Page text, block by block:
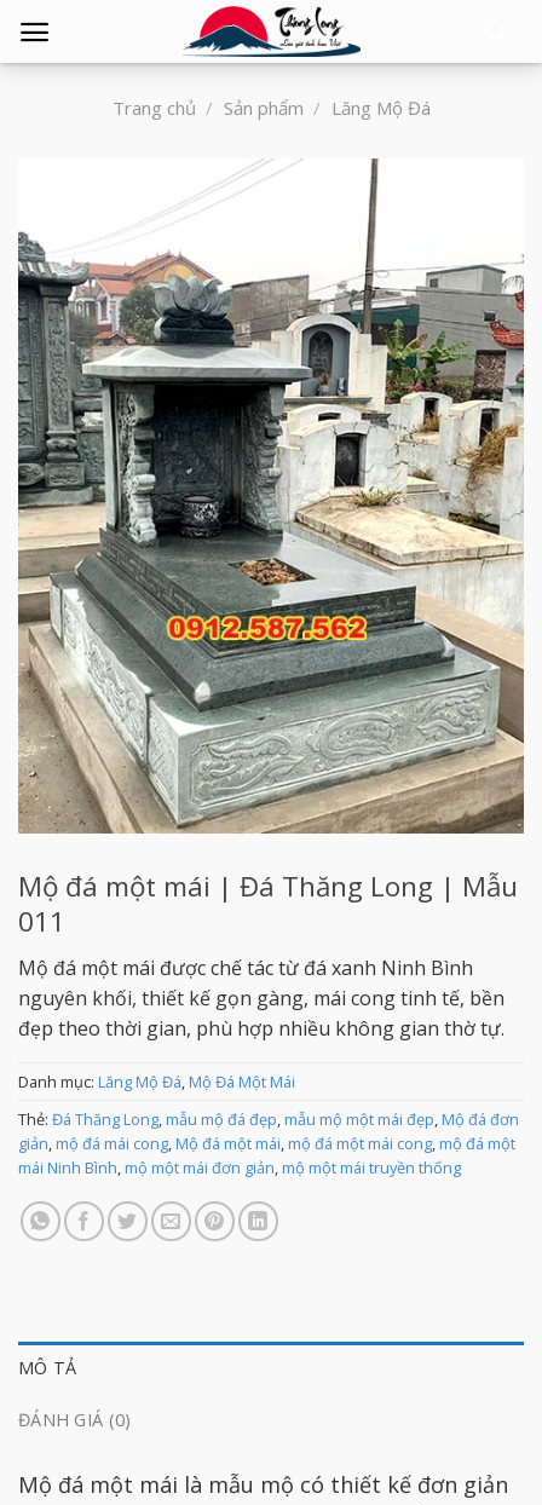
Trang chủ / Sản phẩm / Lăng Mộ Đá
Mộ đá một mái | Đá Thăng Long | Mẫu
011
Mộ đá một mái được chế tác từ đá xanh Ninh Bình
nguyên khối, thiết kế gọn gàng, mái cong tinh tế, bền
đẹp theo thời gian, phù hợp nhiều không gian thờ tự.
Danh mục: Lăng Mộ Đá,Mộ Đá Một Mái
Thẻ: Đá Thăng Long,mẫu mộ đá đẹp,mẫu mộ một mái đẹp,Mộ đá đơn
giản,mộ đá mái cong,Mộ đá một mái,mộ đá một mái cong,mộ đá một
mái Ninh Bình,mộ một mái đơn giản,mộ một mái truyền thống
MÔ TẢ
ĐÁNH GIÁ (0)
Mộ đá một mái là mẫu mộ có thiết kế đơn giản